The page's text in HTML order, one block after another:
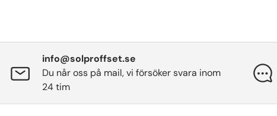
info@solproffset.se
Du når oss på mail, vi försöker svara inom
24 tim